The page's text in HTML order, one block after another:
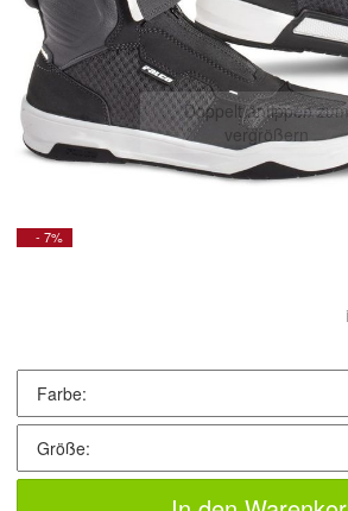
Doppelt antippen zum
vergrößern
- 7%